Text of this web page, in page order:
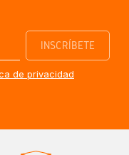
de privacidad